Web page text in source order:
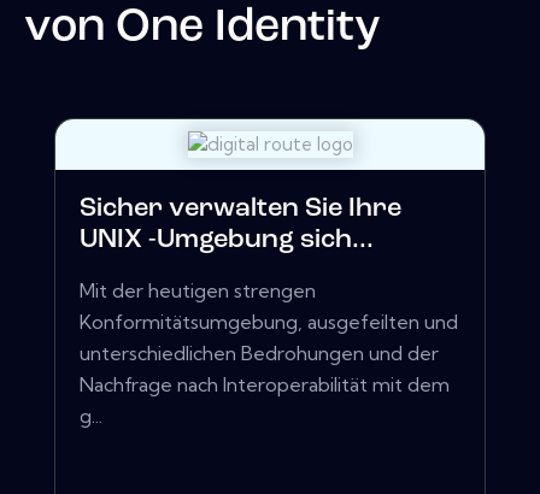
von One Identity
Sicher verwalten Sie Ihre
UNIX -Umgebung sich...
Mit der heutigen strengen
Konformitätsumgebung, ausgefeilten und
unterschiedlichen Bedrohungen und der
Nachfrage nach Interoperabilität mit dem
g...